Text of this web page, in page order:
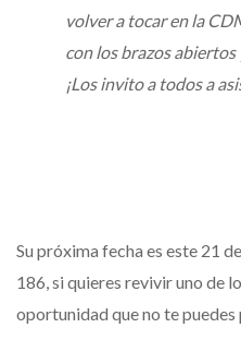
volver a tocar en la
con los brazos
¡Los invito a todos a
Su próxima fecha es este 21
186, si quieres revivir uno de
oportunidad que no te puedes